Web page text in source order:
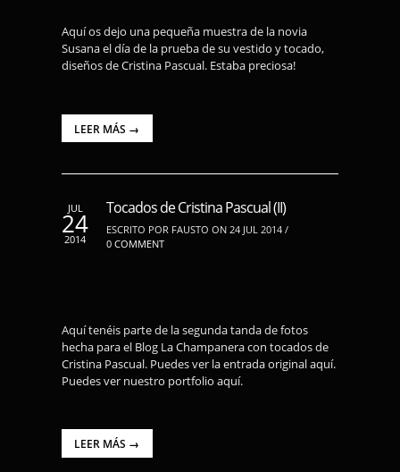
Aquí os dejo una pequeña muestra de la novia
Susana el día de la prueba de su vestido y tocado,
diseños de Cristina Pascual. Estaba preciosa!
LEER MÁS →
JUL
24
2014
Tocados de Cristina Pascual (II)
ESCRITO POR FAUSTO ON 24 JUL 2014 /
0 COMMENT
Aquí tenéis parte de la segunda tanda de fotos
hecha para el Blog La Champanera con tocados de
Cristina Pascual. Puedes ver la entrada original aquí.
Puedes ver nuestro portfolio aquí.
LEER MÁS →